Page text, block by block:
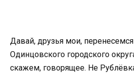
Давай, друзья мои,
Одинцовского городского
скажем, говорящее. Не